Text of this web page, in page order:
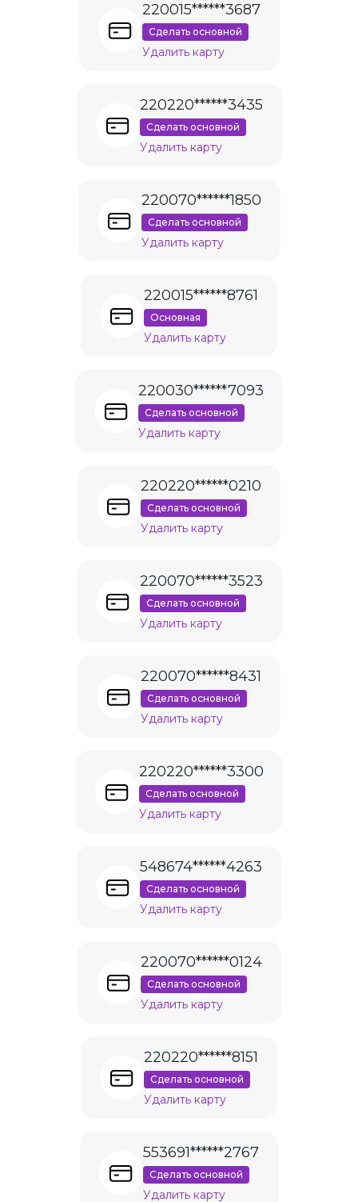
220015******3687
Сделать основной
Удалить карту
220220******3435
Сделать основной
Удалить карту
220070******1850
Сделать основной
Удалить карту
220015******8761
Основная
Удалить карту
220030******7093
Сделать основной
Удалить карту
220220******0210
Сделать основной
Удалить карту
220070******3523
Сделать основной
Удалить карту
220070******8431
Сделать основной
Удалить карту
220220******3300
Сделать основной
Удалить карту
548674******4263
Сделать основной
Удалить карту
220070******0124
Сделать основной
Удалить карту
220220******8151
Сделать основной
Удалить карту
553691******2767
Сделать основной
Удалить карту